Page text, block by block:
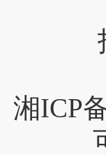
湘ICP